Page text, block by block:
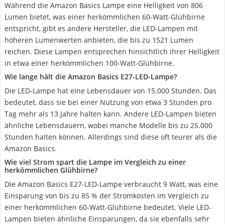
Während die Amazon Basics Lampe eine Helligkeit von 806
Lumen bietet, was einer herkömmlichen 60-Watt-Glühbirne
entspricht, gibt es andere Hersteller, die LED-Lampen mit
höheren Lumenwerten anbieten, die bis zu 1521 Lumen
reichen. Diese Lampen entsprechen hinsichtlich ihrer Helligkeit
in etwa einer herkömmlichen 100-Watt-Glühbirne.
Wie lange hält die Amazon Basics E27-LED-Lampe?
Die LED-Lampe hat eine Lebensdauer von 15.000 Stunden. Das
bedeutet, dass sie bei einer Nutzung von etwa 3 Stunden pro
Tag mehr als 13 Jahre halten kann. Andere LED-Lampen bieten
ähnliche Lebensdauern, wobei manche Modelle bis zu 25.000
Stunden halten können. Allerdings sind diese oft teurer als die
Amazon Basics.
Wie viel Strom spart die Lampe im Vergleich zu einer
herkömmlichen Glühbirne?
Die Amazon Basics E27-LED-Lampe verbraucht 9 Watt, was eine
Einsparung von bis zu 85 % der Stromkosten im Vergleich zu
einer herkömmlichen 60-Watt-Glühbirne bedeutet. Viele LED-
Lampen bieten ähnliche Einsparungen, da sie ebenfalls sehr